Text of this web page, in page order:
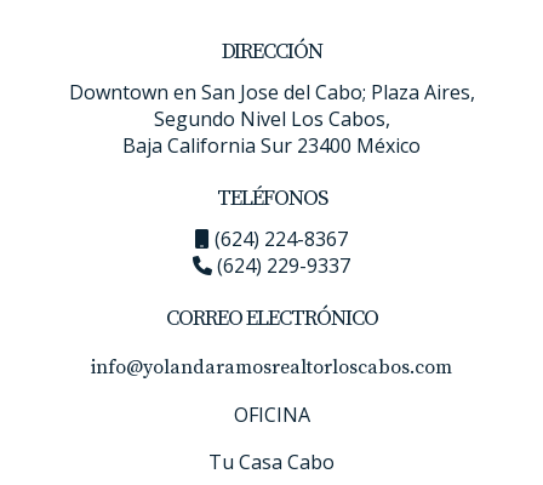
En una de mis visitas, me topé con
me sorprendió.
DIRECCIÓN
Downtown en San Jose del Cabo; Plaza Aires,
Segundo Nivel Los Cabos,
Baja California Sur 23400 México
TELÉFONOS
(624) 224-8367
(624) 229-9337
CORREO ELECTRÓNICO
info@yolandaramosrealtorloscabos.com
OFICINA
Tu Casa Cabo